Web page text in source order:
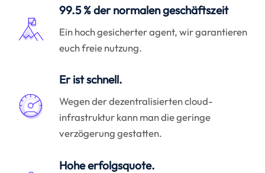
99.5 % der normalen geschäftszeit
Ein hoch gesicherter agent, wir garantieren
euch freie nutzung.
Er ist schnell.
Wegen der dezentralisierten cloud-
infrastruktur kann man die geringe
verzögerung gestatten.
Hohe erfolgsquote.